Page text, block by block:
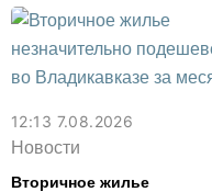
картофель
12:13 7.08.2026
Новости
Вторичное жилье